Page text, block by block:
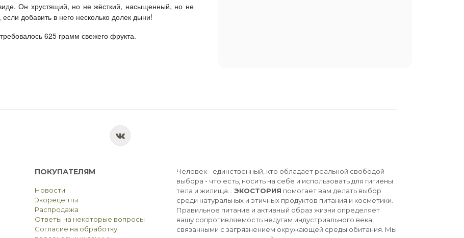
Он хрустящий, но не жёсткий, насыщенный, но не
добавить в него несколько долек дыни!
625 грамм свежего фрукта.
ПОКУПАТЕЛЯМ
Новости
Экорецепты
Распродажа
Ответы на некоторые вопросы
Согласие на обработку
Человек - единственный, кто обладает реальной свободой
выбора - что есть, носить на себе и использовать для гигиены
тела и жилища... ЭКОСТОРИЯ помогает вам делать выбор
среди натуральных и этичных продуктов питания и косметики.
Правильное питание и активный образ жизни определяет
вашу сопротивляемость недугам индустриального века,
связанными с загрязнением окружающей среды обитания. Мы